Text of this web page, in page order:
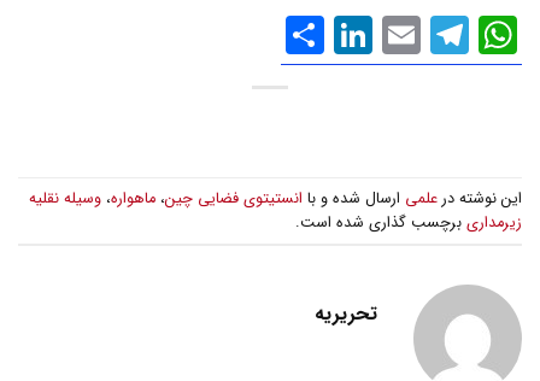
WhatsApp
Telegram
Email
LinkedIn
گذاری
این نوشته در علمی ارسال شده و با انستیتوی فضایی چین، ماهواره، وسیله نقلیه
زیرمداری برچسب گذاری شده است.
تحریریه